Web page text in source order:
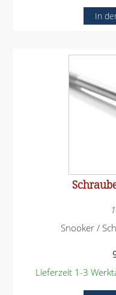
Snooker /
Lieferzeit 1-3